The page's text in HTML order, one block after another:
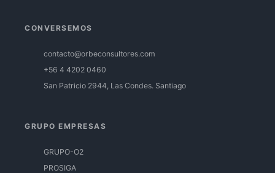
CONVERSEMOS
contacto@orbeconsultores.com
+56 4 4202 0460
San Patricio 2944, Las Condes. Santiago
GRUPO EMPRESAS
GRUPO-O2
PROSIGA